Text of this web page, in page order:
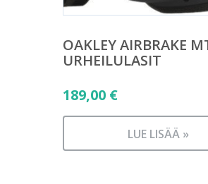
OAKLEY AIRBRAKE
URHEILULASIT
189,00 €
LUE LISÄÄ »